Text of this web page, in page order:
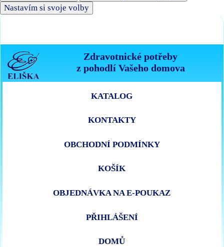
Nastavím si svoje volby
Zdravotnické potřeby
z pohodlí Vašeho domova
KATALOG
KONTAKTY
OBCHODNÍ PODMÍNKY
KOŠÍK
OBJEDNÁVKA NA E-POUKAZ
PŘIHLÁŠENÍ
DOMŮ